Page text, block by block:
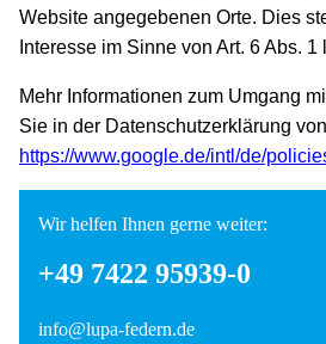
Website angegebenen Orte. Dies
Interesse im Sinne von Art. 6 Abs. 1
Mehr Informationen zum Umgang
Sie in der Datenschutzerklärung
https://www.google.de/intl/de/
Wir helfen Ihnen gerne weiter:
+49 7422 95939-0
info@lupa-federn.de